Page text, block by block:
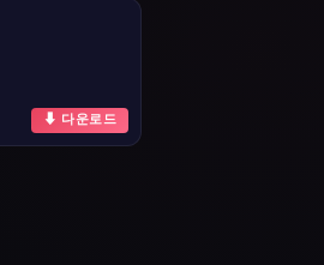
⬇ 다운로드